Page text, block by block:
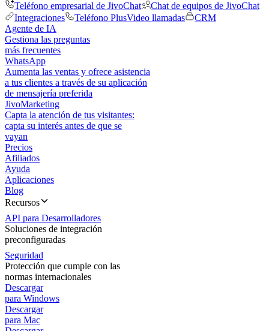
Teléfono empresarial de JivoChat
Chat de equipos de JivoChat
Integraciones
Teléfono PlusVideo llamadas
CRM
Agente de IA
Gestiona las preguntas
más frecuentes
WhatsApp
Aumenta las ventas y ofrece asistencia
a tus clientes a través de su aplicación
de mensajería preferida
JivoMarketing
Capta la atención de tus visitantes:
capta su interés antes de que se
vayan
Precios
Afiliados
Ayuda
Aplicaciones
Blog
Recursos
API para Desarrolladores
Soluciones de integración
preconfiguradas
Seguridad
Protección que cumple con las
normas internacionales
Descargar
para Windows
Descargar
para Mac